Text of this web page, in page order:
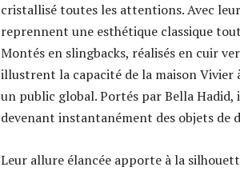
cristallisé toutes les attentions. Avec
reprennent une esthétique classique
Montés en slingbacks, réalisés en cuir
illustrent la capacité de la maison Vivier
un public global. Portés par Bella
devenant instantanément des objets de
Leur allure élancée apporte à la